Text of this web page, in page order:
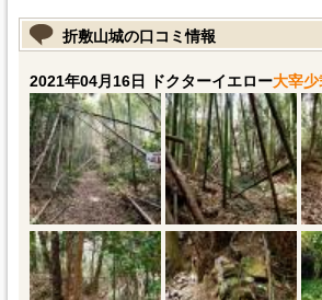
折敷山城の口コミ情報
2021年04月16日 ドクターイエロー大宰少